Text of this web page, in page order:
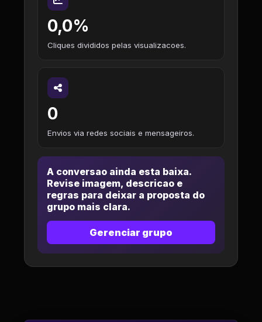
0,0%
Cliques divididos pelas visualizacoes.
0
Envios via redes sociais e mensageiros.
A conversao ainda esta baixa.
Revise imagem, descricao e
regras para deixar a proposta do
grupo mais clara.
Gerenciar grupo